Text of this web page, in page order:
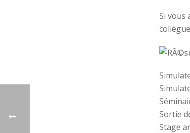
Si vous
Sortie
Stage